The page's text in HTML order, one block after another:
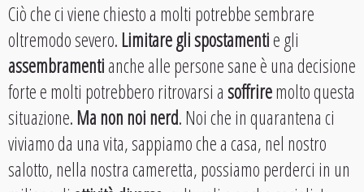
Ciò che ci viene chiesto a molti potrebbe sembrare
oltremodo severo.Limitare gli spostamentie gli
assembramentianche alle persone sane è una decisione
forte e molti potrebbero ritrovarsi asoffriremolto questa
situazione.Ma non noi nerd. Noi che in quarantena ci
viviamo da una vita, sappiamo che a casa, nel nostro
salotto, nella nostra cameretta, possiamo perderci in un